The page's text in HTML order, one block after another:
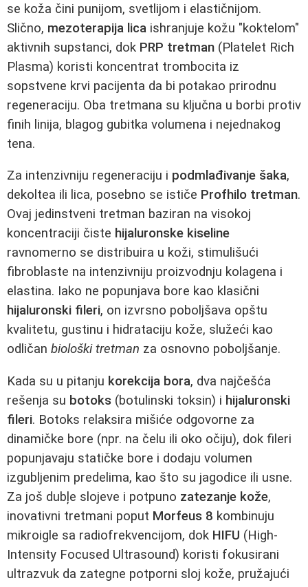
se koža čini punijom, svetlijom i elastičnijom.
Slično, mezoterapija lica ishranjuje kožu "koktelom"
aktivnih supstanci, dok PRP tretman (Platelet Rich
Plasma) koristi koncentrat trombocita iz
sopstvene krvi pacijenta da bi potakao prirodnu
regeneraciju. Oba tretmana su ključna u borbi protiv
finih linija, blagog gubitka volumena i nejednakog
tena.
Za intenzivniju regeneraciju i podmlađivanje šaka,
dekoltea ili lica, posebno se ističe Profhilo tretman.
Ovaj jedinstveni tretman baziran na visokoj
koncentraciji čiste hijaluronske kiseline
ravnomerno se distribuira u koži, stimulišući
fibroblaste na intenzivniju proizvodnju kolagena i
elastina. Iako ne popunjava bore kao klasični
hijaluronski fileri, on izvrsno poboljšava opštu
kvalitetu, gustinu i hidrataciju kože, služeći kao
odličan biološki tretman za osnovno poboljšanje.
Kada su u pitanju korekcija bora, dva najčešća
rešenja su botoks (botulinski toksin) i hijaluronski
fileri. Botoks relaksira mišiće odgovorne za
dinamičke bore (npr. na čelu ili oko očiju), dok fileri
popunjavaju statičke bore i dodaju volumen
izgubljenim predelima, kao što su jagodice ili usne.
Za još dubļe slojeve i potpuno zatezanje kože,
inovativni tretmani poput Morfeus 8 kombinuju
mikroigle sa radiofrekvencijom, dok HIFU (High-
Intensity Focused Ultrasound) koristi fokusirani
ultrazvuk da zategne potporni sloj kože, pružajući